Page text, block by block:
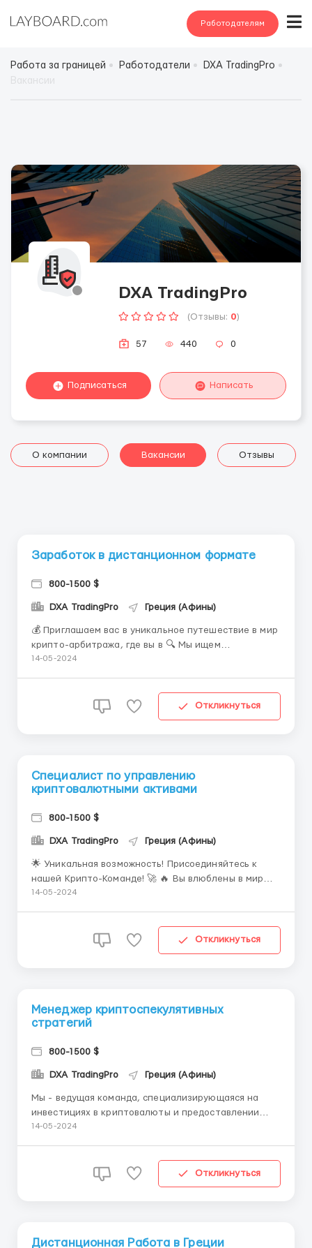
Работодателям
Работа за границей Работодатели
DXA TradingPro
DXA TradingPro
(Отзывы: 0)
57 440 0
Подписаться Написать
О компании Вакансии Отзывы
Заработок в дистанционном формате
800-1500 $
DXA TradingPro Греция (Афины)
💰 Приглашаем вас в уникальное путешествие в мир
крипто-арбитража, где вы в 🔍 Мы ищем
талантливых и креативных арбитражистов, готовых
стратегии для получения стабильной прибыли. ✔️
14-05-2024
Откликнуться
Специалист по управлению
криптовалютными активами
800-1500 $
DXA TradingPro Греция (Афины)
🌟 Уникальная возможность! Присоединяйтесь к
нашей Крипто-Команде! 🚀 🔥 Вы влюблены в мир
криптовалют и хотите стать частью этой
вы сможете проявить свой потенциал и воплотить
свои идеи в жизнь. Мы ищем тал...
14-05-2024
Откликнуться
Менеджер криптоспекулятивных
стратегий
800-1500 $
DXA TradingPro Греция (Афины)
Мы - ведущая команда, специализирующаяся на
инвестициях в криптовалюты и предоставлении
высокоэффективных стратегий спекуляции. Мы
динамичном мире криптовалют. Обязанности: 📈
Анализировать криптовалютные рынки с цел...
14-05-2024
Откликнуться
Дистанционная Работа в Греции